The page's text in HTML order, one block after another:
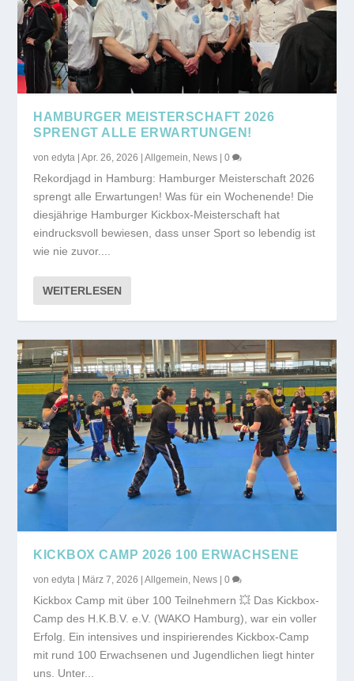
HAMBURGER MEISTERSCHAFT 2026
SPRENGT ALLE ERWARTUNGEN!
vonedyta |Apr. 26, 2026 |Allgemein, News |0
Rekordjagd in Hamburg: Hamburger Meisterschaft 2026
sprengt alle Erwartungen! Was für ein Wochenende! Die
diesjährige Hamburger Kickbox-Meisterschaft hat
eindrucksvoll bewiesen, dass unser Sport so lebendig ist
wie nie zuvor....
WEITERLESEN
KICKBOX CAMP 2026 100 ERWACHSENE
vonedyta März 7, 2026 |Allgemein, News |0
Kickbox Camp mit über 100 Teilnehmern 💥 Das Kickbox-
Camp des H.K.B.V. e.V. (WAKO Hamburg), war ein voller
Erfolg. Ein intensives und inspirierendes Kickbox-Camp
mit rund 100 Erwachsenen und Jugendlichen liegt hinter
uns. Unter...